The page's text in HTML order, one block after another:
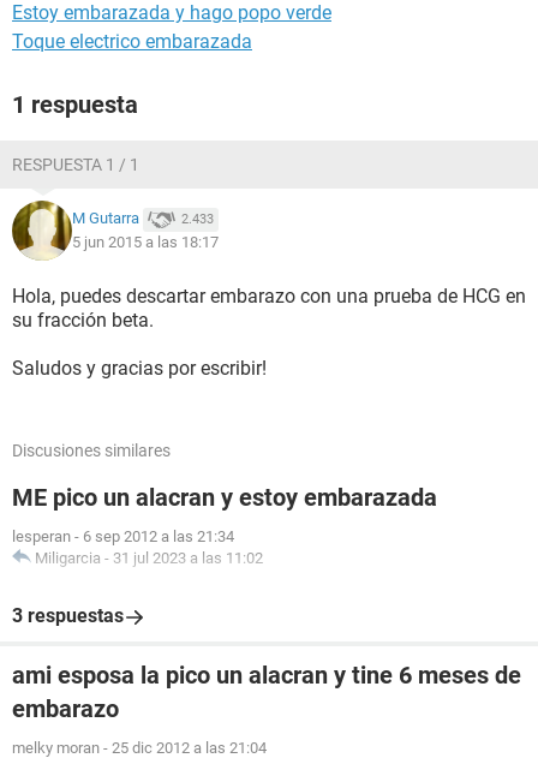
Estoy embarazada y hago popo verde
Toque electrico embarazada
1 respuesta
RESPUESTA 1 / 1
M Gutarra 2.433
5 jun 2015 a las 18:17
Hola, puedes descartar embarazo con una prueba de HCG en
su fracción beta.
Saludos y gracias por escribir!
Discusiones similares
ME pico un alacran y estoy embarazada
lesperan - 6 sep 2012 a las 21:34
Miligarcia - 31 jul 2023 a las 11:02
3 respuestas
ami esposa la pico un alacran y tine 6 meses de
embarazo
melky moran - 25 dic 2012 a las 21:04